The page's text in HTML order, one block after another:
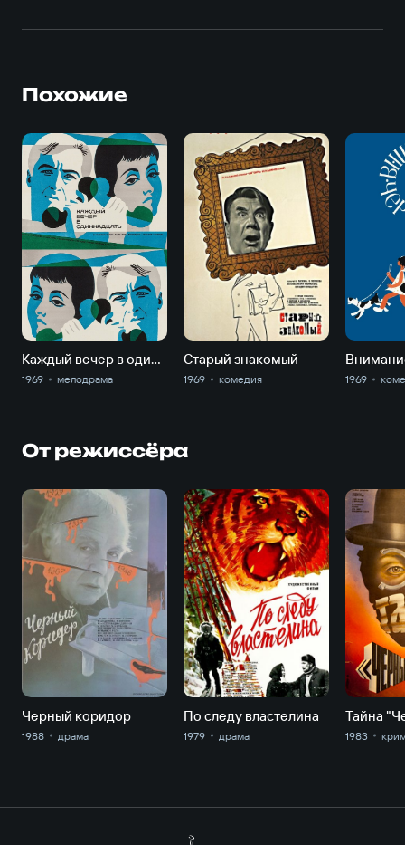
Похожие
Каждый вечер в одиннадцать
1969 мелодрама
Старый знакомый
1969 комедия 1969
От режиссёра
Черный коридор
1988 драма
По следу властелина
1979 драма 1983